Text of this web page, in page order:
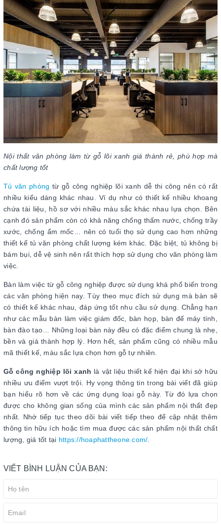
Nội thất văn phòng làm từ gỗ lõi xanh giá thành rẻ, phù hợp mà
chất lượng tốt
Tủ văn phòng từ gỗ công nghiệp lõi xanh dễ thi công nên có rất
nhiều kiểu dáng khác nhau. Ví dụ như có thiết kế nhiều khoang
chứa tài liệu, hồ sơ với nhiều màu sắc khác nhau lựa chọn. Bên
cạnh đó sản phẩm còn có khả năng chống thấm nước, chống trầy
xước, chống ẩm mốc… nên có tuổi thọ sử dụng cao hơn những
thiết kế tủ văn phòng chất lượng kém khác. Đặc biệt, tủ không bị
bám bụi, dễ vệ sinh nên rất thích hợp sử dụng cho văn phòng làm
việc.
Bàn làm việc từ gỗ công nghiệp được sử dụng khá phổ biến trong
các văn phòng hiện nay. Tùy theo mục đích sử dụng mà bàn sẽ
có thiết kế khác nhau, đáp ứng tốt nhu cầu sử dụng. Chẳng hạn
như các mẫu bàn làm việc giám đốc, bàn họp, bàn để máy tính,
bàn đào tạo… Những loại bàn này đều có đặc điểm chung là nhẹ,
bền và giá thành hợp lý. Hơn hết, sản phẩm cũng có nhiều mẫu
mã thiết kế, màu sắc lựa chọn hơn gỗ tự nhiên.
Gỗ công nghiệp lõi xanh là vật liệu thiết kế hiện đại khi sở hữu
nhiều ưu điểm vượt trội. Hy vọng thông tin trong bài viết đã giúp
bạn hiểu rõ hơn về các ứng dụng loại gỗ này. Từ đó lựa chọn
được cho không gian sống của mình các sản phẩm nội thất đẹp
nhất. Nhớ tiếp tục theo dõi bài viết tiếp theo để cập nhật thêm
thông tin hữu ích hoặc tìm mua được các sản phẩm nội thất chất
lượng, giá tốt tại https://hoaphattheone.com/.
VIẾT BÌNH LUẬN CỦA BẠN: